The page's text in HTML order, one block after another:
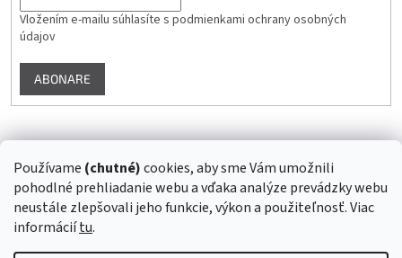
Používame (chutné)cookies, aby sme Vám umožnili
pohodlné prehliadanie webu a vďaka analýze prevádzky webu
neustále zlepšovali jeho funkcie, výkon a použiteľnosť. Viac
informáciítu.
Vložením e-mailu súhlasíte s podmienkami ochrany osobných
údajov
ABONARE
Urmărire pe Instagram